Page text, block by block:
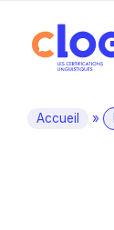
Accueil »